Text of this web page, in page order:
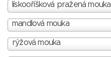
lískooříšková pražená mouka
mandlová mouka
rýžová mouka